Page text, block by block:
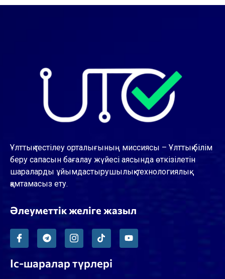
Ұлттық тестілеу орталығының миссиясы – Ұлттық білім
беру сапасын бағалау жүйесі аясында өткізілетін
шараларды ұйымдастырушылық-технологиялық
қамтамасыз ету.
Әлеуметтік желіге жазыл
Іс-шаралар түрлері